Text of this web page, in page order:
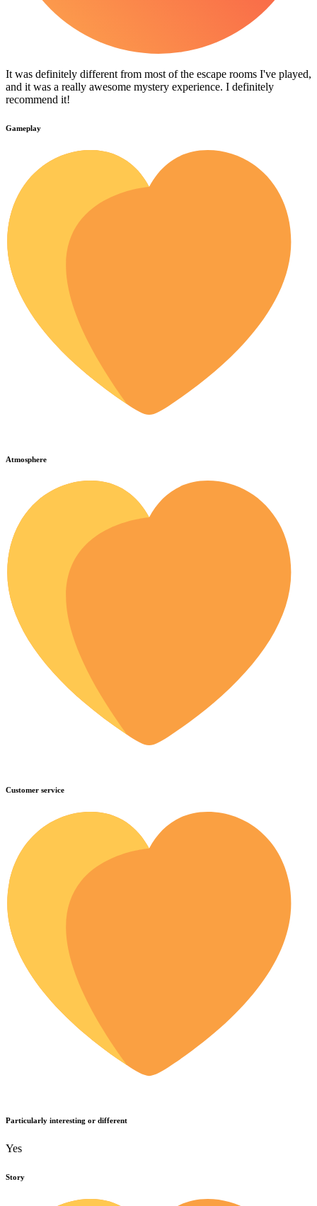
It was definitely different from most of the escape rooms I've played,
and it was a really awesome mystery experience. I definitely
recommend it!
Gameplay
Atmosphere
Customer service
Particularly interesting or different
Yes
Story